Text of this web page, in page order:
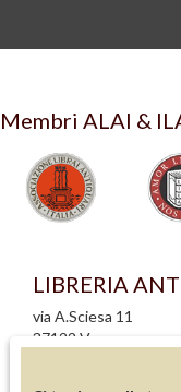
Membri ALAI &
LIBRERIA
via A.Sciesa 11
37122 Verona